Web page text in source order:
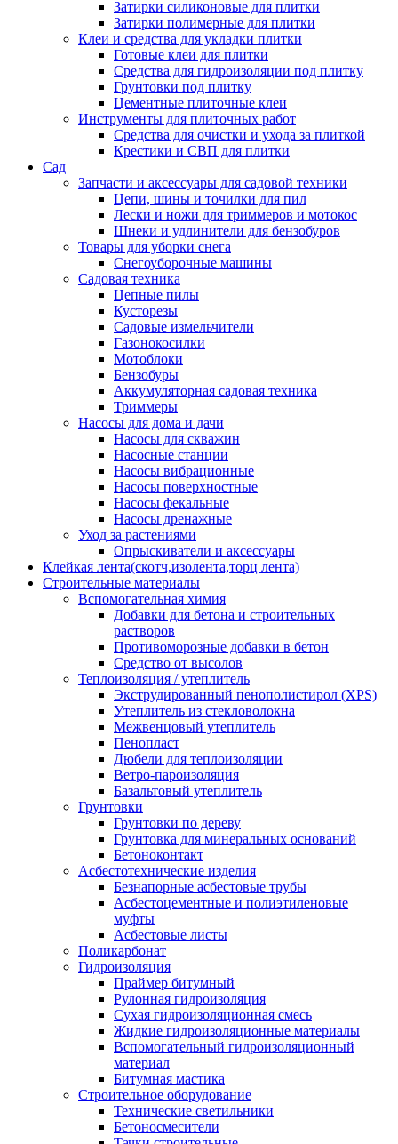
Затирки силиконовые для плитки
Затирки полимерные для плитки
Клеи и средства для укладки плитки
Готовые клеи для плитки
Средства для гидроизоляции под плитку
Грунтовки под плитку
Цементные плиточные клеи
Инструменты для плиточных работ
Средства для очистки и ухода за плиткой
Крестики и СВП для плитки
Сад
Запчасти и аксессуары для садовой техники
Цепи, шины и точилки для пил
Лески и ножи для триммеров и мотокос
Шнеки и удлинители для бензобуров
Товары для уборки снега
Снегоуборочные машины
Садовая техника
Цепные пилы
Кусторезы
Садовые измельчители
Газонокосилки
Мотоблоки
Бензобуры
Аккумуляторная садовая техника
Триммеры
Насосы для дома и дачи
Насосы для скважин
Насосные станции
Насосы вибрационные
Насосы поверхностные
Насосы фекальные
Насосы дренажные
Уход за растениями
Опрыскиватели и аксессуары
Клейкая лента(скотч,изолента,торц лента)
Строительные материалы
Вспомогательная химия
Добавки для бетона и строительных
растворов
Противоморозные добавки в бетон
Средство от высолов
Теплоизоляция / утеплитель
Экструдированный пенополистирол (XPS)
Утеплитель из стекловолокна
Межвенцовый утеплитель
Пенопласт
Дюбели для теплоизоляции
Ветро-пароизоляция
Базальтовый утеплитель
Грунтовки
Грунтовки по дереву
Грунтовка для минеральных оснований
Бетоноконтакт
Асбестотехнические изделия
Безнапорные асбестовые трубы
Асбестоцементные и полиэтиленовые
муфты
Асбестовые листы
Поликарбонат
Гидроизоляция
Праймер битумный
Рулонная гидроизоляция
Сухая гидроизоляционная смесь
Жидкие гидроизоляционные материалы
Вспомогательный гидроизоляционный
материал
Битумная мастика
Строительное оборудование
Технические светильники
Бетоносмесители